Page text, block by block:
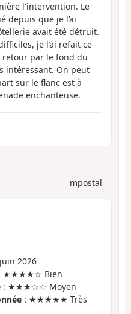
l'intervention. Le
depuis que je l’ai
avait été détruit.
je l’ai refait ce
retour par le fond du
intéressant. On peut
sur le flanc est à
enchanteuse.
mpostal
2026
★★★★☆ Bien
: ★★★☆☆ Moyen
: ★★★★★ Très